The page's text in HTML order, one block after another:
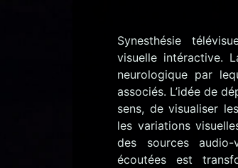
Synesthésie
visuelle intéractive.
neurologique par
associés. L’idée de
sens, de visualiser
les variations
des sources
écoutées est